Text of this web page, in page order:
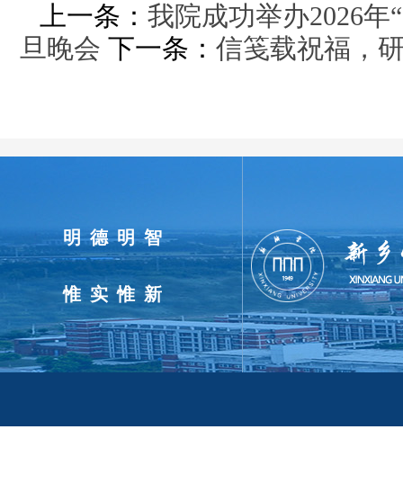
上一条： 我院成功举办2026年
旦晚会 下一条： 信笺载祝福，
明德明智
惟实惟新